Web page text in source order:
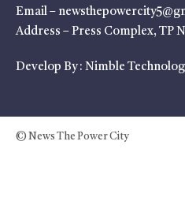
Email –
Address – Press Complex, TP
Develop By : Nimble
© News The Power City